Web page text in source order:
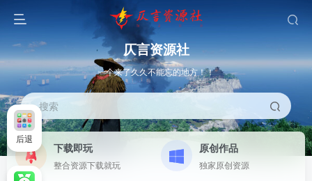
仄言资源社
一个来了久久不能忘的地方！！
搜索
下载即玩
整合资源下载就玩
原创作品
独家原创资源
后退